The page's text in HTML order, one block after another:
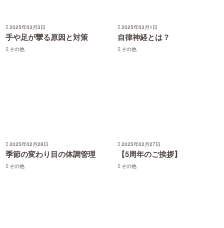
2025年03月3日
手や足が攣る原因と対策
その他
2025年03月1日
自律神経とは？
その他
2025年02月28日
季節の変わり目の体調管理
その他
2025年02月27日
【5周年のご挨拶】
その他